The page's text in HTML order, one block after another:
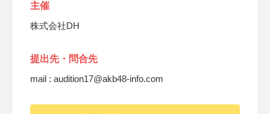
主催
株式会社DH
提出先・問合先
mail : audition17@akb48-info.com